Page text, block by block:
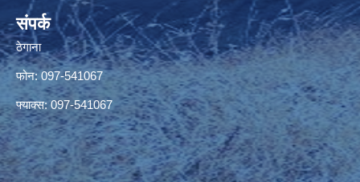
संपर्क
ठेगाना
फोन: 097-541067
फ्याक्स: 097-541067